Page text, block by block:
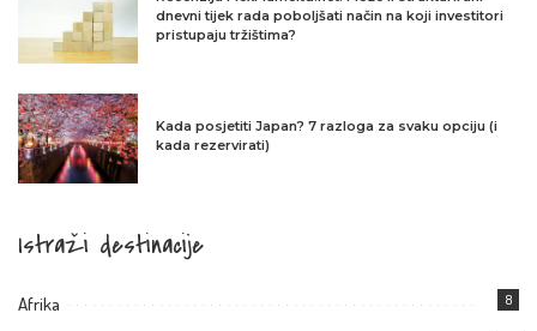
dnevni tijek rada poboljšati način na koji investitori
pristupaju tržištima?
Kada posjetiti Japan? 7 razloga za svaku opciju (i
kada rezervirati)
Istraži destinacije
Afrika 8